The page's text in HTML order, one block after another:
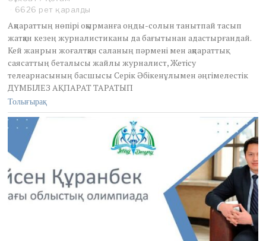
i
1
6
,
2
0
2
1
6626 рет қаралды
Ақпараттың нөпірі оқырманға оңды-солын танытпай тасып
жатқан кезең журналистиканы да бағытынан адастырғандай.
Кей жанрын жоғалтқан саланың пәрмені мен ақпараттық
саясаттың беталысы жайлы журналист, Жетісу
телеарнасының басшысы Серік Әбікенұлымен әңгімелестік
ДҮМБІЛЕЗ АҚПАРАТ ТАРАТЫП
Толығырақ